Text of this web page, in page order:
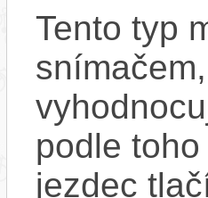
Tento typ
podle
jezdec